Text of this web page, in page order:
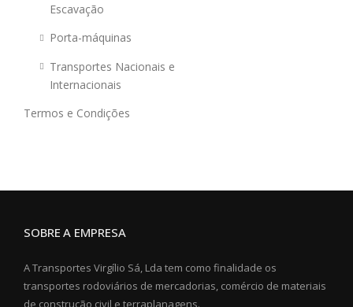
Escavação
Porta-máquinas
Transportes Nacionais e
Internacionais
Termos e Condições
SOBRE A EMPRESA
A Transportes Virgílio Sá, Lda tem como finalidade os
transportes rodoviários de mercadorias, comércio de materiais
de construção civil e terraplanagens.